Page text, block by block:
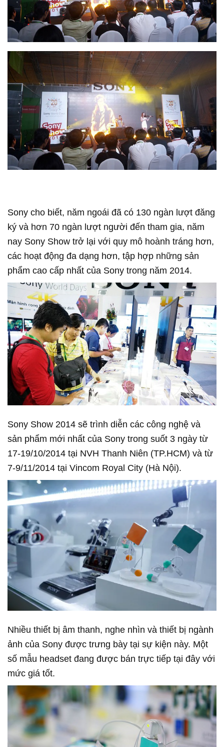
Sony cho biết, năm ngoái đã có 130 ngàn lượt đăng
ký và hơn 70 ngàn lượt người đến tham gia, năm
nay Sony Show trở lại với quy mô hoành tráng hơn,
các hoạt động đa dạng hơn, tập hợp những sản
phẩm cao cấp nhất của Sony trong năm 2014.
Sony Show 2014 sẽ trình diễn các công nghệ và
sản phẩm mới nhất của Sony trong suốt 3 ngày từ
17-19/10/2014 tại NVH Thanh Niên (TP.HCM) và từ
7-9/11/2014 tại Vincom Royal City (Hà Nội).
Nhiều thiết bị âm thanh, nghe nhìn và thiết bị ngành
ảnh của Sony được trưng bày tại sự kiện này. Một
số mẫu headset đang được bán trực tiếp tại đây với
mức giá tốt.